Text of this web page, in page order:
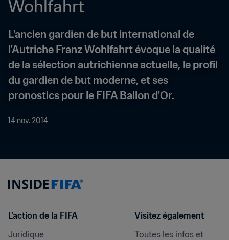
Wohlfahrt
L'ancien gardien de but international de
l'Autriche Franz Wohlfahrt évoque la qualité
de la sélection autrichienne actuelle, le profil
du gardien de but moderne, et ses
pronostics pour le FIFA Ballon d'Or.
14 nov. 2014
L’action de la FIFA
Juridique
Visitez également
Toutes les infos et